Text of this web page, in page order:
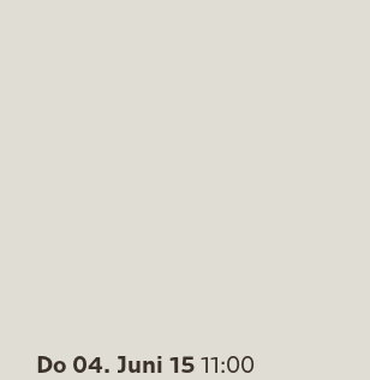
Do 04. Juni 15 11:00